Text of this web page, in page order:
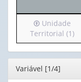
Irá
para
o
cabeçalho
(possui
apenas
Unidade
Territorial (1)
Editor
Variável [1/4]